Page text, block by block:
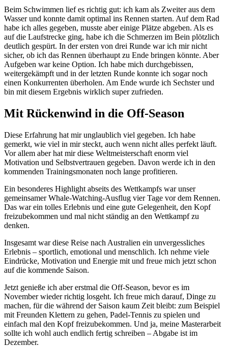
Beim Schwimmen lief es richtig gut: ich kam als Zweiter aus dem
Wasser und konnte damit optimal ins Rennen starten. Auf dem Rad
habe ich alles gegeben, musste aber einige Plätze abgeben. Als es
auf die Laufstrecke ging, habe ich die Schmerzen im Bein plötzlich
deutlich gespürt. In der ersten von drei Runde war ich mir nicht
sicher, ob ich das Rennen überhaupt zu Ende bringen könnte. Aber
Aufgeben war keine Option. Ich habe mich durchgebissen,
weitergekämpft und in der letzten Runde konnte ich sogar noch
einen Konkurrenten überholen. Am Ende wurde ich Sechster und
bin mit diesem Ergebnis wirklich super zufrieden.
Mit Rückenwind in die Off-Season
Diese Erfahrung hat mir unglaublich viel gegeben. Ich habe
gemerkt, wie viel in mir steckt, auch wenn nicht alles perfekt läuft.
Vor allem aber hat mir diese Weltmeisterschaft enorm viel
Motivation und Selbstvertrauen gegeben. Davon werde ich in den
kommenden Trainingsmonaten noch lange profitieren.
Ein besonderes Highlight abseits des Wettkampfs war unser
gemeinsamer Whale-Watching-Ausflug vier Tage vor dem Rennen.
Das war ein tolles Erlebnis und eine gute Gelegenheit, den Kopf
freizubekommen und mal nicht ständig an den Wettkampf zu
denken.
Insgesamt war diese Reise nach Australien ein unvergessliches
Erlebnis – sportlich, emotional und menschlich. Ich nehme viele
Eindrücke, Motivation und Energie mit und freue mich jetzt schon
auf die kommende Saison.
Jetzt genieße ich aber erstmal die Off-Season, bevor es im
November wieder richtig losgeht. Ich freue mich darauf, Dinge zu
machen, für die während der Saison kaum Zeit bleibt: zum Beispiel
mit Freunden Klettern zu gehen, Padel-Tennis zu spielen und
einfach mal den Kopf freizubekommen. Und ja, meine Masterarbeit
sollte ich wohl auch endlich fertig schreiben – Abgabe ist im
Dezember.